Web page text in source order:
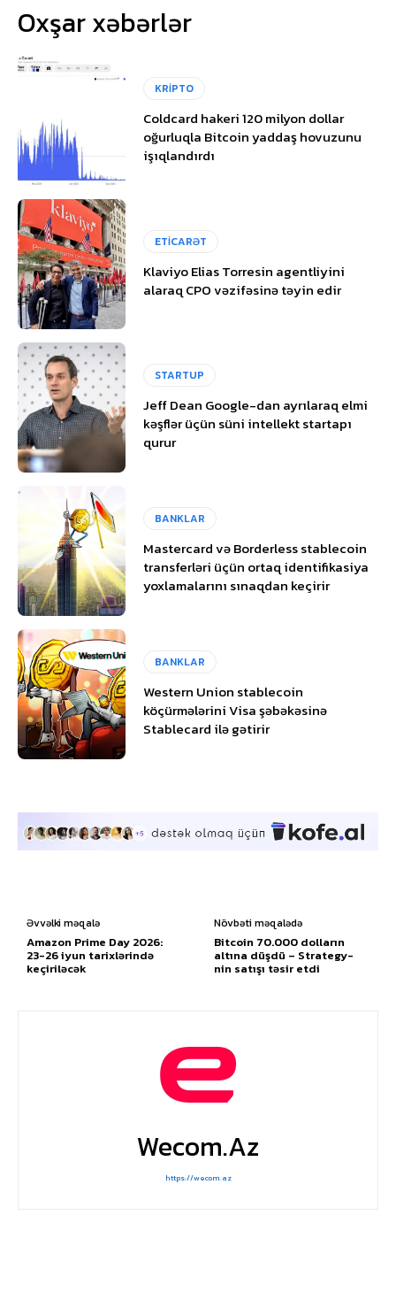
Oxşar xəbərlər
KRİPTO
Coldcard hakeri 120 milyon dollar
oğurluqla Bitcoin yaddaş hovuzunu
işıqlandırdı
ETİCARƏT
Klaviyo Elias Torresin agentliyini
alaraq CPO vəzifəsinə təyin edir
STARTUP
Jeff Dean Google-dan ayrılaraq elmi
kəşflər üçün süni intellekt startapı
qurur
BANKLAR
Mastercard və Borderless stablecoin
transferləri üçün ortaq identifikasiya
yoxlamalarını sınaqdan keçirir
BANKLAR
Western Union stablecoin
köçürmələrini Visa şəbəkəsinə
Stablecard ilə gətirir
Əvvəlki məqalə
Amazon Prime Day 2026:
23-26 iyun tarixlərində
keçiriləcək
Növbəti məqalədə
Bitcoin 70.000 dolların
altına düşdü – Strategy-
nin satışı təsir etdi
Wecom.az
https://wecom.az